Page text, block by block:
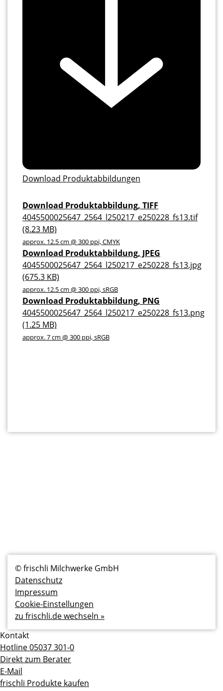
Download Produktabbildungen
Download Produktabbildung, TIFF
4045500025647_2564_l250217_e250228_fs13.tif
(8.23 MB)
approx. 12.5 cm @ 300 ppi, CMYK
Download Produktabbildung, JPEG
4045500025647_2564_l250217_e250228_fs13.jpg
(675.3 KB)
approx. 12.5 cm @ 300 ppi, sRGB
Download Produktabbildung, PNG
4045500025647_2564_l250217_e250228_fs13.png
(1.25 MB)
approx. 7 cm @ 300 ppi, sRGB
Fußzeilenmenü
© frischli Milchwerke GmbH
Datenschutz
Impressum
Cookie-Einstellungen
zu frischli.de wechseln »
Kontakt
Hotline 05037 301-0
Direkt zum Berater
E-Mail
frischli Produkte kaufen